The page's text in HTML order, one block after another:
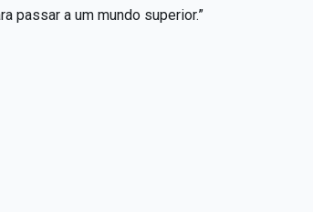
passar a um mundo superior.”